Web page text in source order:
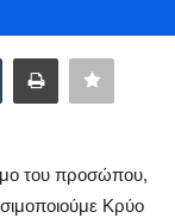
του προσώπου,
Κρύο